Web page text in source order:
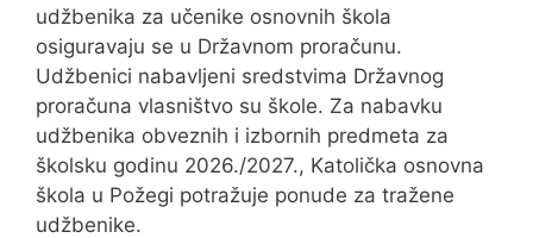
udžbenika za učenike osnovnih škola
osiguravaju se u Državnom proračunu.
Udžbenici nabavljeni sredstvima Državnog
proračuna vlasništvo su škole. Za nabavku
udžbenika obveznih i izbornih predmeta za
školsku godinu 2026./2027., Katolička osnovna
škola u Požegi potražuje ponude za tražene
udžbenike.